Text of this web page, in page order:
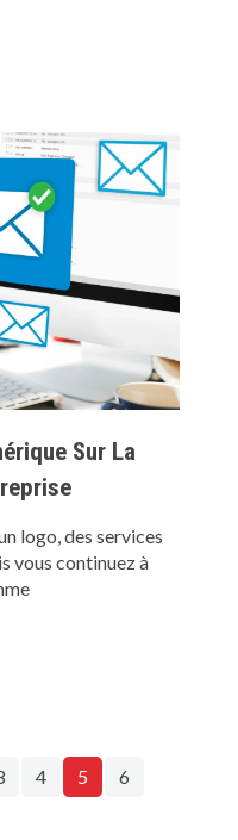
Sur La
logo, des services
vous continuez à
4 5 6